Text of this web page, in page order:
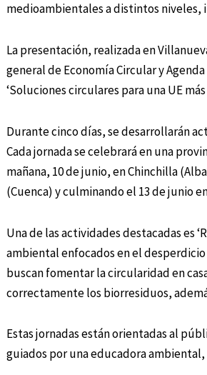
medioambientales a distintos niveles,
La presentación, realizada en
general de Economía Circular y
‘Soluciones circulares para una UE
Durante cinco días, se desarrollarán
Cada jornada se celebrará en una
mañana, 10 de junio, en Chinchilla
(Cuenca) y culminando el 13 de junio
Una de las actividades destacadas es
ambiental enfocados en el
buscan fomentar la circularidad en
correctamente los biorresiduos,
Estas jornadas están orientadas al
guiados por una educadora